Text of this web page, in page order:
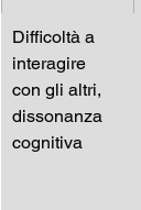
Difficoltà a
interagire
con gli altri,
dissonanza
cognitiva